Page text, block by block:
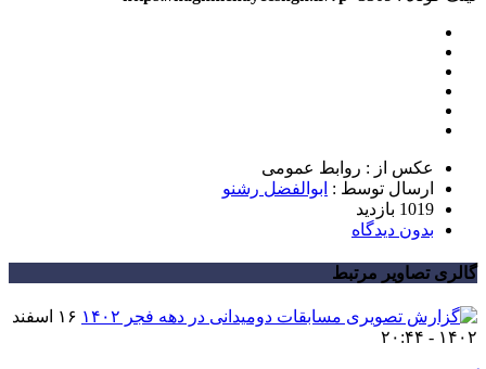
عکس از : روابط عمومی
ارسال توسط : ابوالفضل رشنو
1019 بازدید
بدون دیدگاه
گالری تصاویر مرتبط
۱۶ اسفند
۱۴۰۲ - ۲۰:۴۴